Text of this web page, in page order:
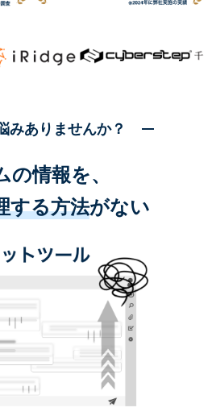
みありませんか？
の情報を、
する方法がない